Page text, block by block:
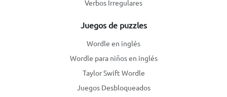
Verbos Irregulares
Juegos de puzzles
Wordle en inglés
Wordle para niños en inglés
Taylor Swift Wordle
Juegos Desbloqueados